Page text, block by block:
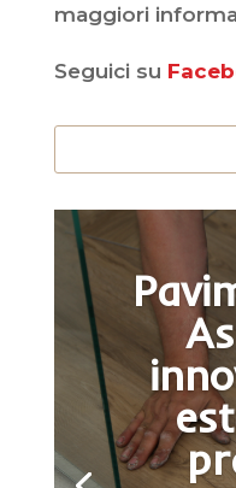
maggiori
Seguici su